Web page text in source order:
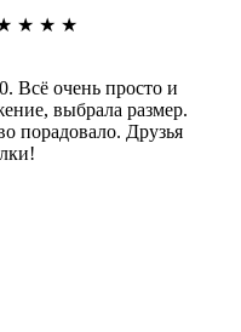
★ ★ ★
Всё очень просто и
выбрала размер.
порадовало. Друзья